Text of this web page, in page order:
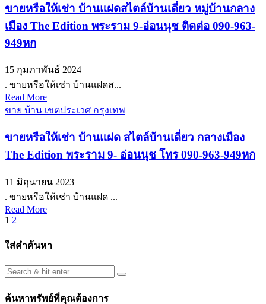
ขายหรือให้เช่า บ้านแฝดสไตล์บ้านเดี่ยว หมู่บ้านกลาง
เมือง The Edition พระราม 9-อ่อนนุช ติดต่อ 090-963-
949หก
15 กุมภาพันธ์ 2024
. ขายหรือให้เช่า บ้านแฝดส...
Read More
ขาย บ้าน เขตประเวศ กรุงเทพ
ขายหรือให้เช่า บ้านแฝด สไตล์บ้านเดี่ยว กลางเมือง
The Edition พระราม 9- อ่อนนุช โทร 090-963-949หก
11 มิถุนายน 2023
. ขายหรือให้เช่า บ้านแฝด ...
Read More
Posts
pagination
1 2
ใส่คำค้นหา
ค้นหาทรัพย์ที่คุณต้องการ